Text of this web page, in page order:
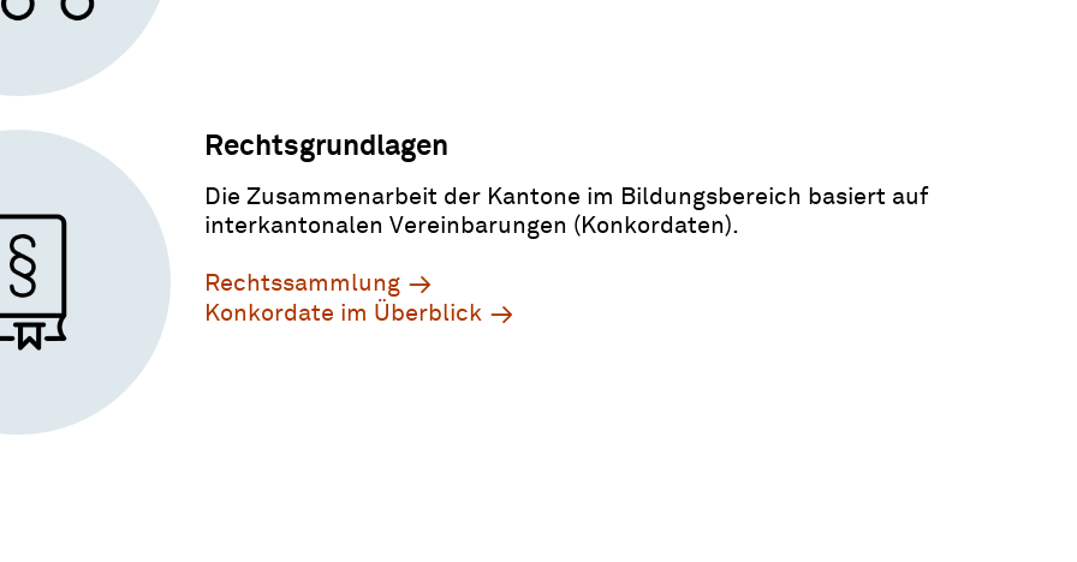
Rechtsgrundlagen
Die Zusammenarbeit der Kantone im Bildungsbereich basiert auf
interkantonalen Vereinbarungen (Konkordaten).
Rechtssammlung
Konkordate im Überblick